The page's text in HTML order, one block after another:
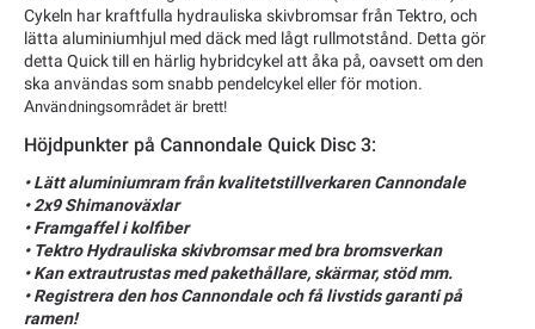
Cykeln har kraftfulla hydrauliska skivbromsar från Tektro, och
lätta aluminiumhjul med däck med lågt rullmotstånd. Detta gör
detta Quick till en härlig hybridcykel att åka på, oavsett om den
ska användas som snabb pendelcykel eller för motion.
Användningsområdet är brett!
Höjdpunkter på Cannondale Quick Disc 3:
• Lätt aluminiumram från kvalitetstillverkaren Cannondale
• 2x9 Shimanoväxlar
• Framgaffel i kolfiber
• Tektro Hydrauliska skivbromsar med bra bromsverkan
• Kan extrautrustas med pakethållare, skärmar, stöd mm.
• Registrera den hos Cannondale och få livstids garanti på
ramen!